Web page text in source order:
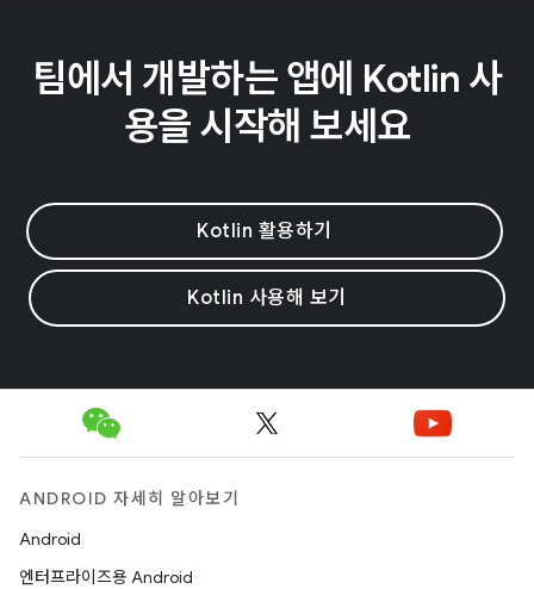
팀에서 개발하는 앱에 Kotlin 사
용을 시작해 보세요
Kotlin 활용하기
Kotlin 사용해 보기
ANDROID 자세히 알아보기
Android
엔터프라이즈용 Android